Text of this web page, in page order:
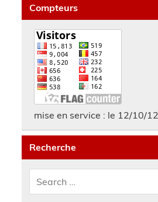
Compteurs
mise en service : le 12/10/12
Recherche